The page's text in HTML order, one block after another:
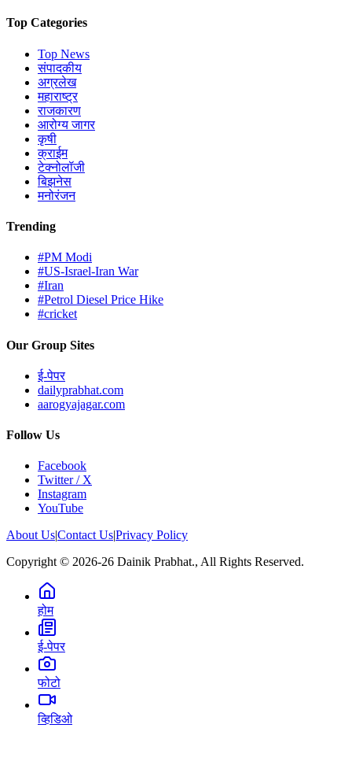
Top Categories
Top News
संपादकीय
अग्रलेख
महाराष्ट्र
राजकारण
आरोग्य जागर
कृषी
क्राईम
टेक्नोलॉजी
बिझनेस
मनोरंजन
Trending
#PM Modi
#US-Israel-Iran War
#Iran
#Petrol Diesel Price Hike
#cricket
Our Group Sites
ई-पेपर
dailyprabhat.com
aarogyajagar.com
Follow Us
Facebook
Twitter / X
Instagram
YouTube
About Us|Contact Us|Privacy Policy
Copyright © 2026-26 Dainik Prabhat., All Rights Reserved.
होम
ई-पेपर
फोटो
व्हिडिओ